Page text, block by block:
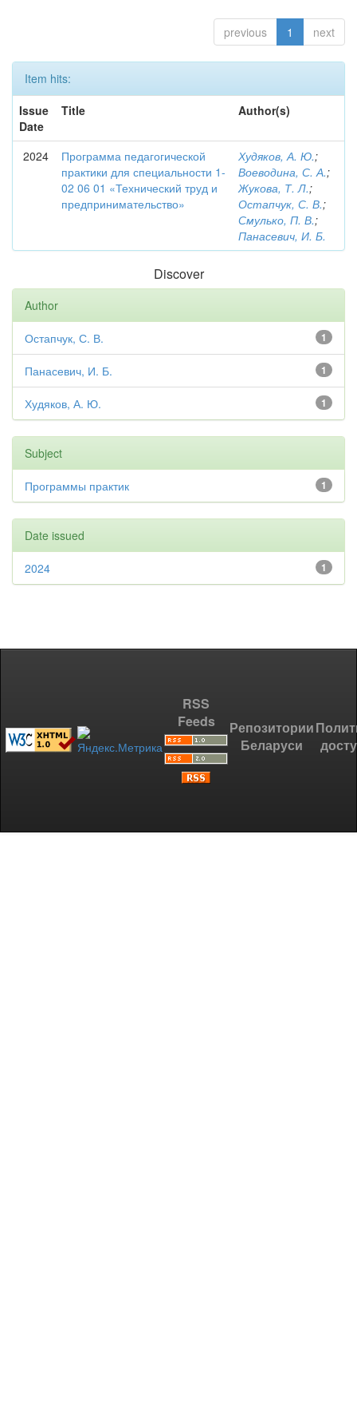
previous 1 next
Item hits:
Issue
Date
Title Author(s)
2024
Программа педагогической
практики для специальности 1-
02 06 01 «Технический труд и
предпринимательство»
Худяков, А. Ю.;
Воеводина, С. А.;
Жукова, Т. Л.;
Остапчук, С. В.;
Смулько, П. В.;
Панасевич, И. Б.
Discover
Author
1
Остапчук, С. В.
1
Панасевич, И. Б.
1
Худяков, А. Ю.
Subject
1
Программы практик
Date issued
1
2024
RSS
Feeds
Репозитории
Беларуси